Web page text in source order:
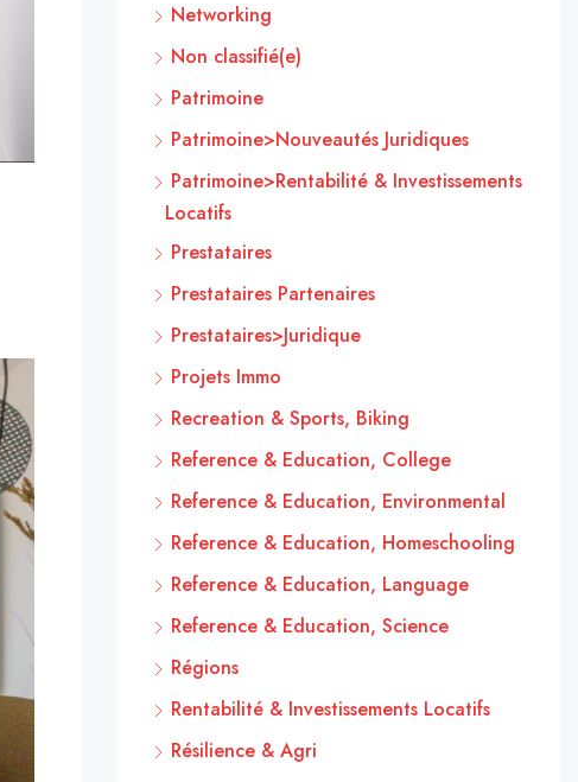
Networking
Non classifié(e)
Patrimoine
Patrimoine>Nouveautés Juridiques
Patrimoine>Rentabilité & Investissements
Locatifs
Prestataires
Prestataires Partenaires
Prestataires>Juridique
Projets Immo
Recreation & Sports, Biking
Reference & Education, College
Reference & Education, Environmental
Reference & Education, Homeschooling
Reference & Education, Language
Reference & Education, Science
Régions
Rentabilité & Investissements Locatifs
Résilience & Agri